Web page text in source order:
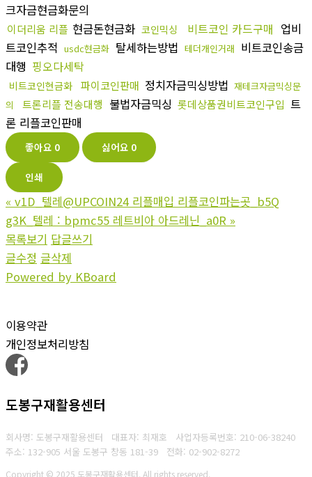
크자금현금화문의
이더리움 리플 현금돈현금화 코인믹싱 비트코인 카드구매 업비
트코인추적 usdc현금화 탈세하는방법 테더개인거래 비트코인송금
대행 핑오다세탁
비트코인현금화 파이코인판매 정치자금믹싱방법 재테크자금믹싱문
의
트론리플 전송대행 불법자금믹싱 롯데상품권비트코인구입 트
론 리플코인판매
좋아요 0 싫어요 0
인쇄
« v1D_텔레@UPCOIN24 리플매입 리플코인파는곳_b5Q
g3K_텔레 : bpmc55 레트비아 아드레닌_a0R »
목록보기 답글쓰기
글수정 글삭제
Powered by KBoard
이용약관
개인정보처리방침
도봉구재활용센터
회사명: 도봉구재활용센터 대표자: 최재호 사업자등록번호: 210-06-38240
주소: 132-905 서울 도봉구 창동 181-39 전화: 02-902-8272
Copyright © 2025 도봉구재활용센터. All rights reserved.